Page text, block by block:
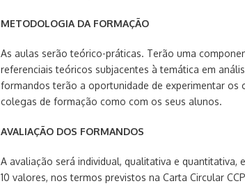
METODOLOGIA DA FORMAÇÃO
As aulas serão teórico-práticas. Terão uma
referenciais teóricos subjacentes à temática em
formandos terão a oportunidade de experimentar os
colegas de formação como com os seus alunos.
AVALIAÇÃO DOS FORMANDOS
A avaliação será individual, qualitativa e quantitativa,
10 valores, nos termos previstos na Carta Circular